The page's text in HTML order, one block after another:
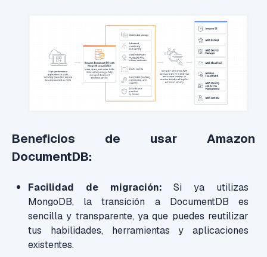
Beneficios de usar Amazon
DocumentDB:
Facilidad de migración: Si ya utilizas
MongoDB, la transición a DocumentDB es
sencilla y transparente, ya que puedes reutilizar
tus habilidades, herramientas y aplicaciones
existentes.